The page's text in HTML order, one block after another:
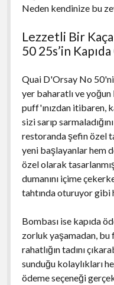
Neden kendinize bu
Lezzetli Bir
50 25s’in
Quai D'Orsay No
yer baharatlı ve
puff'ınızdan itibaren,
sizi sarıp
restoranda şefin özel
yeni başlayanlar hem
özel olarak
dumanını içime
tahtında oturuyor gibi
Bombası ise kapıda
zorluk yaşamadan,
rahatlığın tadını
sunduğu kolaylıkları
ödeme seçeneği